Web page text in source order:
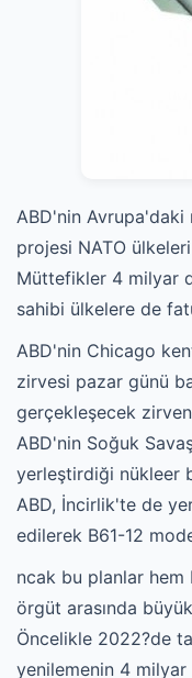
ABD'nin Avrupa'daki
projesi NATO
Müttefikler 4 milyar
sahibi ülkelere de
ABD'nin Chicago
zirvesi pazar günü
gerçekleşecek
ABD'nin Soğuk
yerleştirdiği nükleer
ABD, İncirlik'te de
edilerek B61-12
ncak bu planlar hem
örgüt arasında
Öncelikle 2022?de
yenilemenin 4